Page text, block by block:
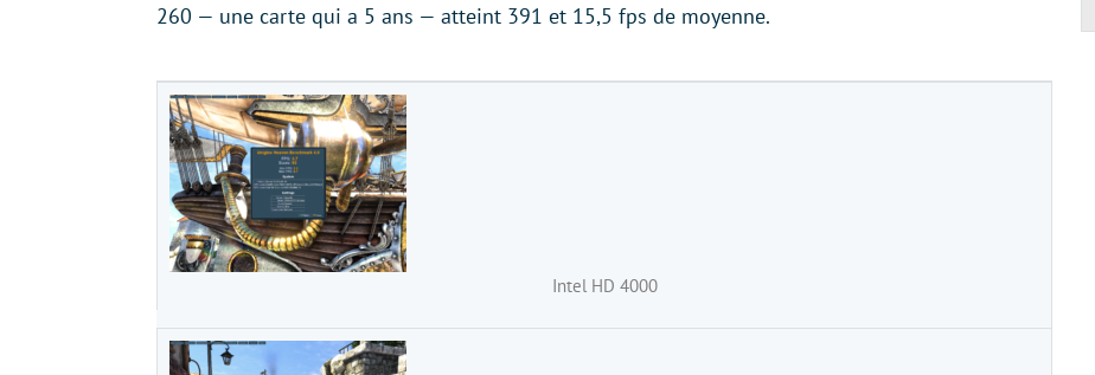
260 — une carte qui a 5 ans — atteint 391 et 15,5 fps de moyenne.
Intel HD 4000